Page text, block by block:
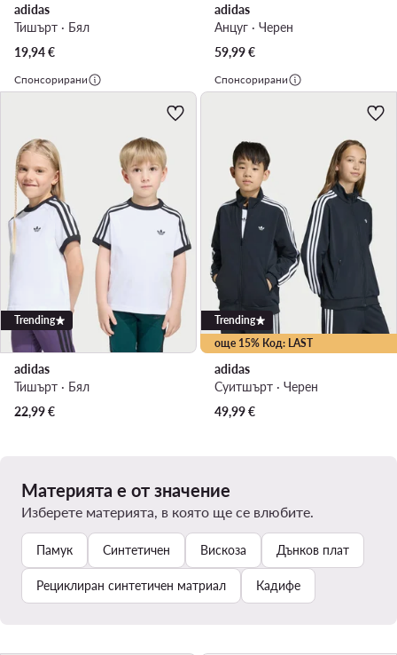
adidas
Тишърт · Бял
19,94€
adidas
Анцуг · Черен
59,99€
Спонсорирани
Trending
adidas
Тишърт · Бял
22,99€
Спонсорирани
още 15% Код: LAST
Trending
adidas
Суитшърт · Черен
49,99€
Материята е от значение
Изберете материята, в която ще се влюбите.
Памук Синтетичен Вискоза Дънков плат
Рециклиран синтетичен матриал Кадифе